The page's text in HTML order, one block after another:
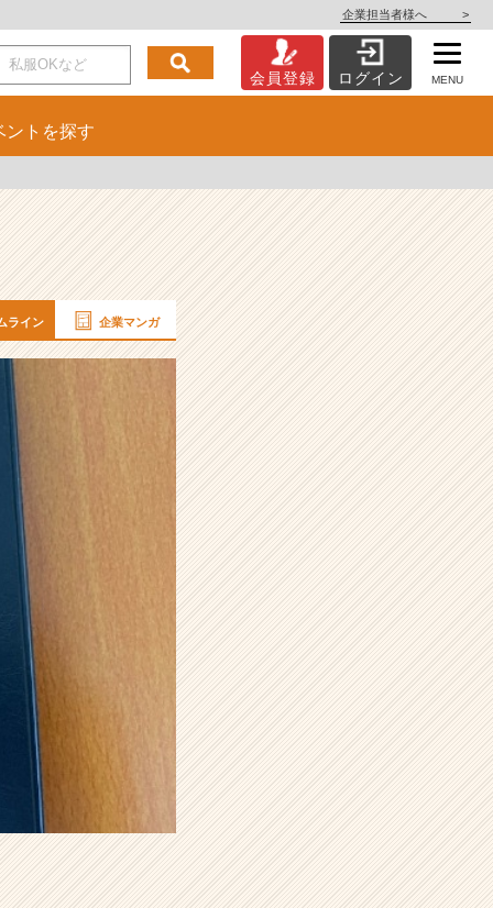
企業担当者様へ >
会員登録 ログイン MENU
ント を探す
ライン 企業マンガ